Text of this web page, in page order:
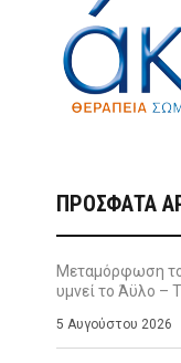
ΠΡΌΣΦΑΤΑ
Μεταμόρφωση
υμνεί το Άϋλο –
5 Αυγούστου 2026